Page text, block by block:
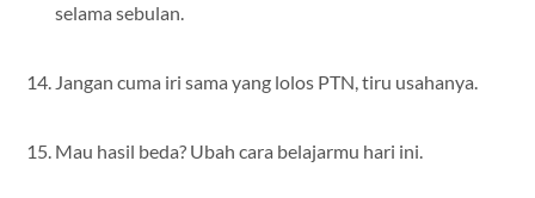
selama sebulan.
Jangan cuma iri sama yang lolos PTN, tiru usahanya.
Mau hasil beda? Ubah cara belajarmu hari ini.